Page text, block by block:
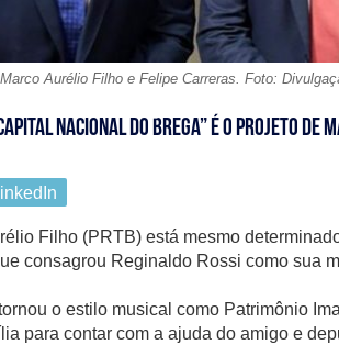
Marco Aurélio Filho e Felipe Carreras. Foto:
Nacional do Brega” é o projeto de
Filho (PRTB) está mesmo
consagrou Reginaldo Rossi como sua
o estilo musical como Patrimônio
para contar com a ajuda do amigo e